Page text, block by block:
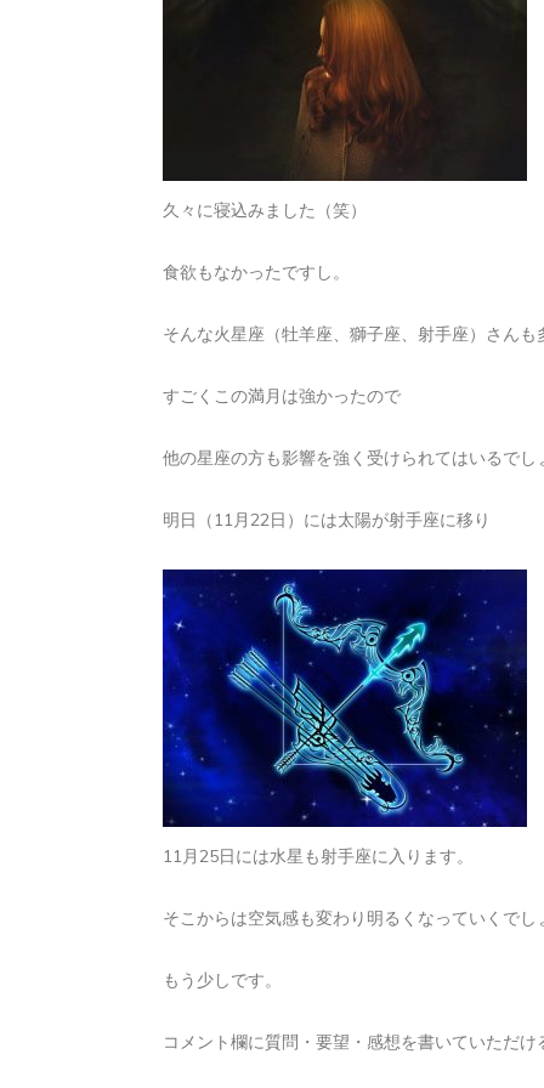
久々に寝込みました（笑）
食欲もなかったですし。
そんな火星座（牡羊座、獅子座、射手座）さんも
すごくこの満月は強かったので
他の星座の方も影響を強く受けられてはいるでし
明日（11月22日）には太陽が射手座に移り
11月25日には水星も射手座に入ります。
そこからは空気感も変わり明るくなっていくでし
もう少しです。
コメント欄に質問・要望・感想を書いていただけ